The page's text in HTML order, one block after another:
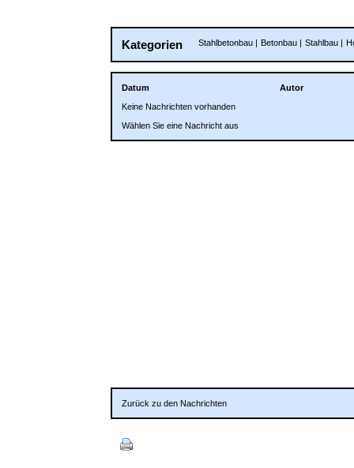
Kategorien Stahlbetonbau | Betonbau | Stahlbau |
Datum
Autor
Keine Nachrichten vorhanden
Wählen Sie eine Nachricht aus
Zurück zu den Nachrichten